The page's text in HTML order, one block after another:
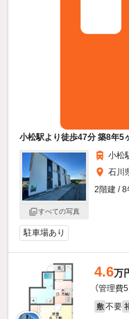
小松駅より徒歩47分 築8年5
すべての写真
小松
石川
2階建 / 8
駐車場あり
4.6万
（管理費
敷 不要